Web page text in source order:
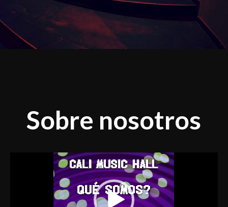
Sobre nosotros